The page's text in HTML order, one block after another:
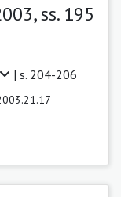
ss. 195
| s. 204-206